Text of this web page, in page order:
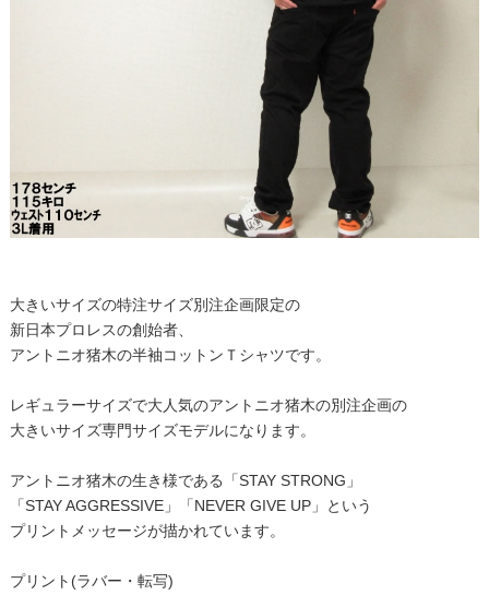
大きいサイズの特注サイズ別注企画限定の
新日本プロレスの創始者、
アントニオ猪木の半袖コットンＴシャツです。
レギュラーサイズで大人気のアントニオ猪木の別注企画の
大きいサイズ専門サイズモデルになります。
アントニオ猪木の生き様である「STAY STRONG」
「STAY AGGRESSIVE」「NEVER GIVE UP」という
プリントメッセージが描かれています。
プリント(ラバー・転写)